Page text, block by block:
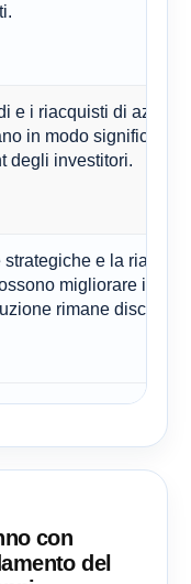
e i riacquisti di azioni
in modo significativo
degli investitori.
strategiche e la
migliorare i
rimane
con
del